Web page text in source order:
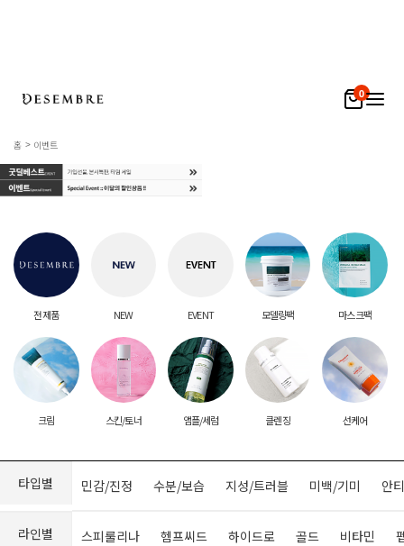
0
홈 이벤트
전 제품 NEW EVENT 모델링팩 마스크팩
크림 스킨/토너 앰플/세럼 클렌징 선케어
타입별 민감/진정 수분/보습 지성/트러블 미백/기미 안
라인별 스피룰리나 헴프씨드 하이드로 골드 비타민